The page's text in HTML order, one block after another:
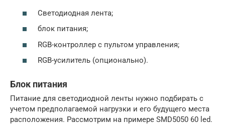
Светодиодная лента;
блок питания;
RGB-контроллер с пультом управления;
RGB-усилитель (опционально).
Блок питания
Питание для светодиодной ленты нужно подбирать с
учетом предполагаемой нагрузки и его будущего места
расположения. Рассмотрим на примере SMD5050 60 led.